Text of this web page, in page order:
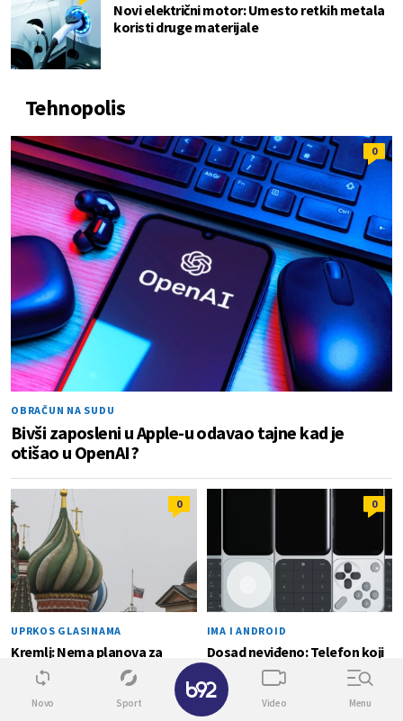
Novi električni motor: Umesto retkih metala
koristi druge materijale
Tehnopolis
0
OBRAČUN NA SUDU
Bivši zaposleni u Apple-u odavao tajne kad je
otišao u OpenAI?
0
UPRKOS GLASINAMA
Kremlj: Nema planova za
zabranu društvenih mreža
0
IMA I ANDROID
Dosad neviđeno: Telefon koji
menja tastuturu po vašim
potrebama FOTO
Novo Sport Video Menu
✕